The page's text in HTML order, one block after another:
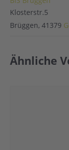
Klosterstr.5
Brüggen, 41379
Ähnliche